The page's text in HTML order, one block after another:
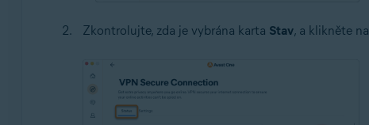
Zkontrolujte, zda je vybrána karta Stav, a klikněte na